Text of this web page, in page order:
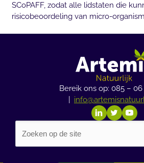
SCoPAFF, zodat alle lidstaten die
risicobeoordeling van micro-
Bereik ons op: 085 – 06